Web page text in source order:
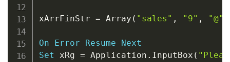
xArrFinStr = Array ( "sales" , "9" , "@"
On Error Resume
Next
Set xRg = Application . InputBox (